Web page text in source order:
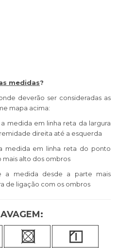
medidas?
deverão ser consideradas as
mapa acima:
medida em linha reta da largura
direita até a esquerda
medida em linha reta do ponto
mais alto dos ombros
a medida desde a parte mais
de ligação com os ombros